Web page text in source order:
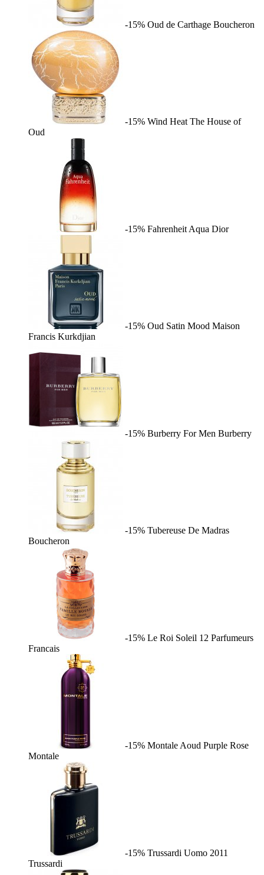
-15% Oud de Carthage Boucheron
-15% Wind Heat The House of
Oud
-15% Fahrenheit Aqua Dior
-15% Oud Satin Mood Maison
Francis Kurkdjian
-15% Burberry For Men Burberry
-15% Tubereuse De Madras
Boucheron
-15% Le Roi Soleil 12 Parfumeurs
Francais
-15% Montale Aoud Purple Rose
Montale
-15% Trussardi Uomo 2011
Trussardi